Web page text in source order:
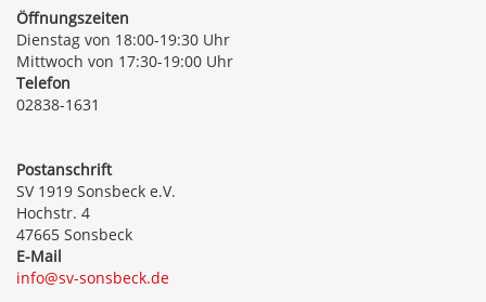
Öffnungszeiten
Dienstag von 18:00-19:30 Uhr
Mittwoch von 17:30-19:00 Uhr
Telefon
02838-1631
Postanschrift
SV 1919 Sonsbeck e.V.
Hochstr. 4
47665 Sonsbeck
E-Mail
info@sv-sonsbeck.de